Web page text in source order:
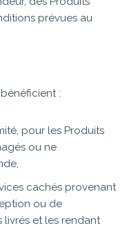
prévues au
:
pour les Produits
ou ne
cachés provenant
ou de
et les rendant